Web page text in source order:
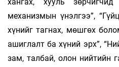
механизмын үнэлгээ”,
хүнийг тагнах, мөшгөх
ашиглалт ба хүний эрх”,
зам, талбай, олон нийтийн